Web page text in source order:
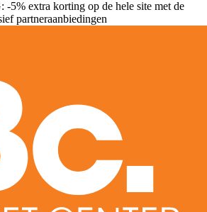
extra korting op de hele site met de
partneraanbiedingen